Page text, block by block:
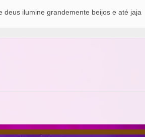
deus ilumine grandemente beijos e até jaja